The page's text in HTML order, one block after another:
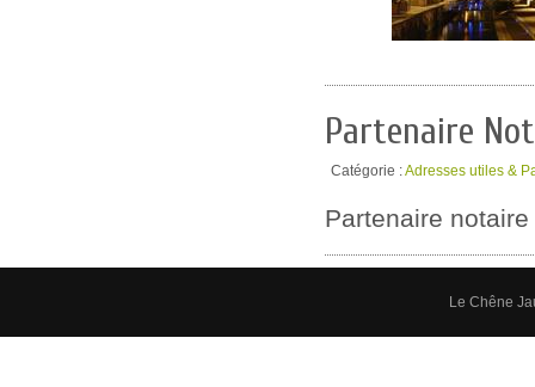
Partenaire
Catégorie :Adresses utiles &
Partenaire notaire
Le Chêne